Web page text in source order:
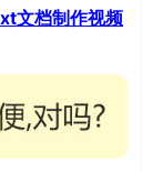
文档制作视频